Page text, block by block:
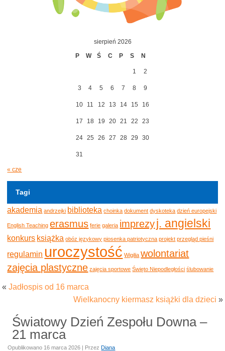
sierpień 2026
P
W Ś C P S N
1 2
3 4 5 6 7 8 9
10 11 12 13 14 15 16
17 18 19 20 21 22 23
24 25 26 27 28 29 30
31
« cze
Tagi
akademia andrzejki biblioteka choinka dokument dyskoteka dzień europejski
English Teaching erasmus ferie galeria imprezyj. angielski
konkurs książka obóz językowy piosenka patriotyczna projekt przegląd pieśni
regulamin uroczystość Wigilia wolontariat
zajęcia plastyczne zajęcia sportowe Święto Niepodległości ślubowanie
«Jadłospis od 16 marca
Wielkanocny kiermasz książki dla dzieci »
Światowy Dzień Zespołu Downa –
21 marca
Opublikowano 16 marca 2026 | Przez Diana